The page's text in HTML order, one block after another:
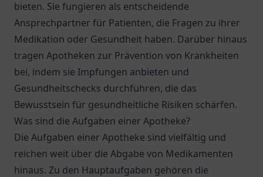
bieten. Sie fungieren als entscheidende
Ansprechpartner für Patienten, die Fragen zu ihrer
Medikation oder Gesundheit haben. Darüber hinaus
tragen Apotheken zur Prävention von Krankheiten
bei, indem sie Impfungen anbieten und
Gesundheitschecks durchführen, die das
Bewusstsein für gesundheitliche Risiken schärfen.
Was sind die Aufgaben einer Apotheke?
Die Aufgaben einer Apotheke sind vielfältig und
reichen weit über die Abgabe von Medikamenten
hinaus. Zu den Hauptaufgaben gehören die